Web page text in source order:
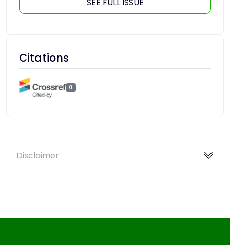
Citations
0
Disclaimer